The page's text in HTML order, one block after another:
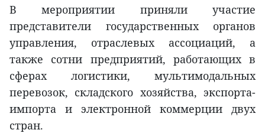
В мероприятии приняли участие
представители государственных органов
управления, отраслевых ассоциаций, а
также сотни предприятий, работающих в
сферах логистики, мультимодальных
перевозок, складского хозяйства, экспорта-
импорта и электронной коммерции двух
стран.